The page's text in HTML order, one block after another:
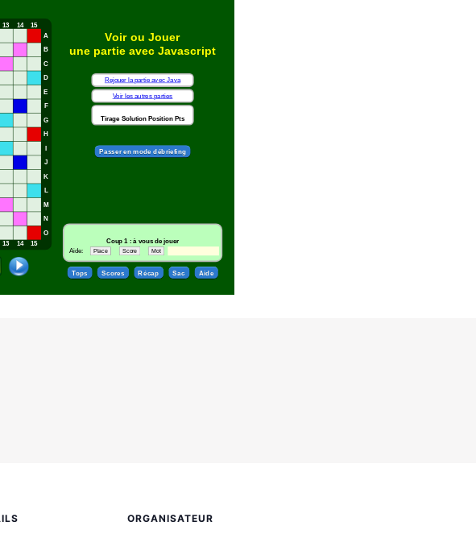
ORGANISATEUR